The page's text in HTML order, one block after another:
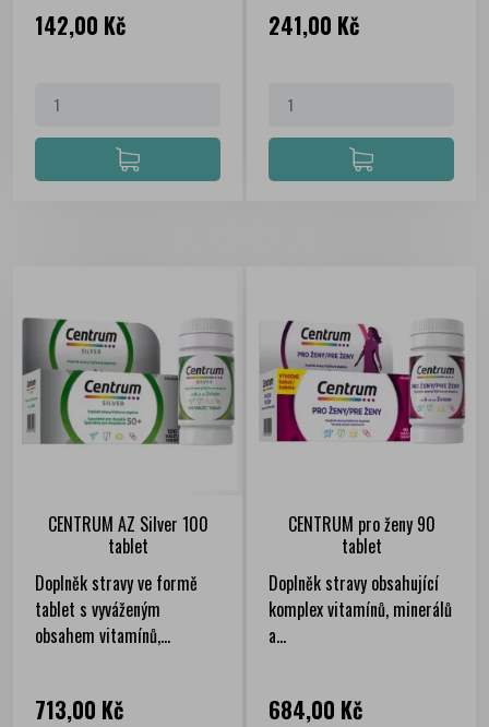
Cena
142,00 Kč Cena
241,00 Kč
CENTRUM AZ Silver 100
tablet
Doplněk stravy ve formě
tablet s vyváženým
obsahem vitamínů,...
Cena
713,00 Kč
CENTRUM pro ženy 90
tablet
Doplněk stravy obsahující
komplex vitamínů, minerálů
a...
Cena
684,00 Kč